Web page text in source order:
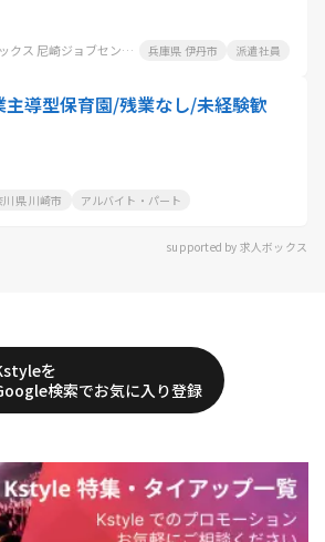
株式会社ティーエム・テックス 尼崎ジョブセンター 兵庫県 伊丹市 派遣社員
導型保育園/残業なし/未経験歓
川県 川崎市 アルバイト・パート
supported by 求人ボックス
を
検索でお気に入り登録